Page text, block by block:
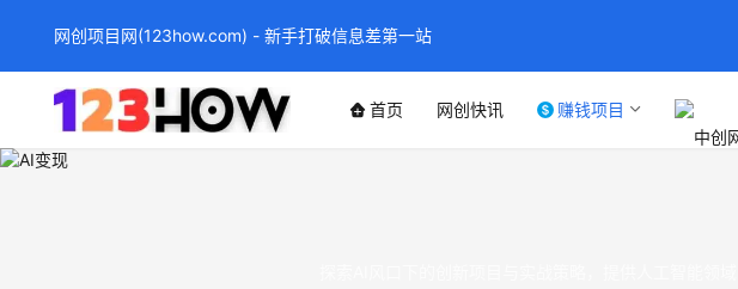
首页 网创快讯 赚钱项目
网创项目网(123how.com) - 新手打破信息差第一站